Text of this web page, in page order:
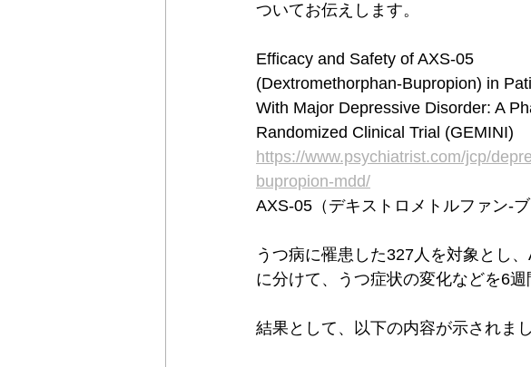
ついてお伝えします。
Efficacy and Safety of AXS-05
(Dextromethorphan-Bupropion) in
With Major Depressive Disorder: A
Randomized Clinical Trial (GEMINI)
https://www.psychiatrist.com/jcp/
bupropion-mdd/
AXS-05（デキストロメトルファン-
うつ病に罹患した327人を対象とし
に分けて、うつ症状の変化などを6週
結果として、以下の内容が示されまし